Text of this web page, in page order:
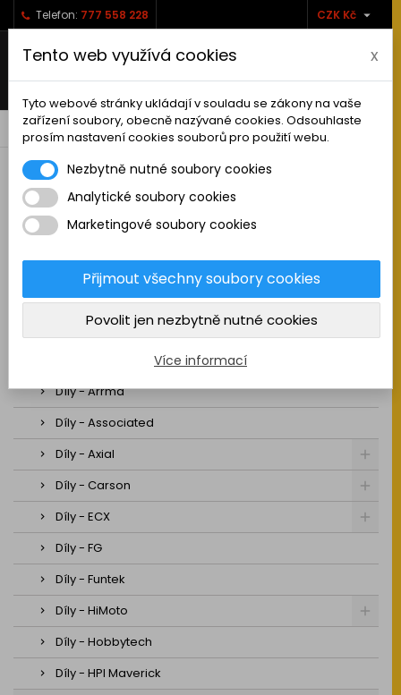
Telefon: 777 558 228 CZK Kč 
   shopping_cart0
RC AUTA
Sestavená auta elektro
Stavebnice aut elektro
Auta na spalovací motor
Náhradní díly
Díly - Arrma
Díly - Associated
Díly - Axial
Díly - Carson
Díly - ECX
Díly - FG
Díly - Funtek
Díly - HiMoto
Díly - Hobbytech
Díly - HPI Maverick
Tento web využívá cookies x
Tyto webové stránky ukládají v souladu se zákony na vaše
zařízení soubory, obecně nazývané cookies. Odsouhlaste
prosím nastavení cookies souborů pro použití webu.
Nezbytně nutné soubory cookies
Analytické soubory cookies
Marketingové soubory cookies
Přijmout všechny soubory cookies
Povolit jen nezbytně nutné cookies
Více informací